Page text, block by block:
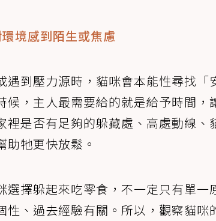
境感到陌生或焦慮
遇到壓力源時，貓咪會本能性尋找
候，主人最需要給的就是給予時間
裡是否有足夠的躲藏處、高處動線
助牠更快放鬆。
選擇躲起來吃零食，不一定只有單
性、過去經驗有關。所以，觀察貓